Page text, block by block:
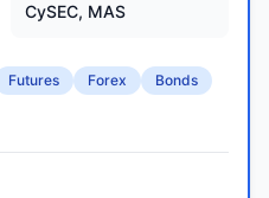
CySEC, MAS
Futures Forex
Bonds